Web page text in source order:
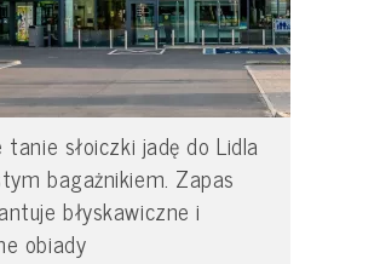
słoiczki jadę do Lidla
bagażnikiem. Zapas
błyskawiczne i
obiady